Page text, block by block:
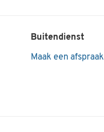
Buitendienst
Maak een afspraak